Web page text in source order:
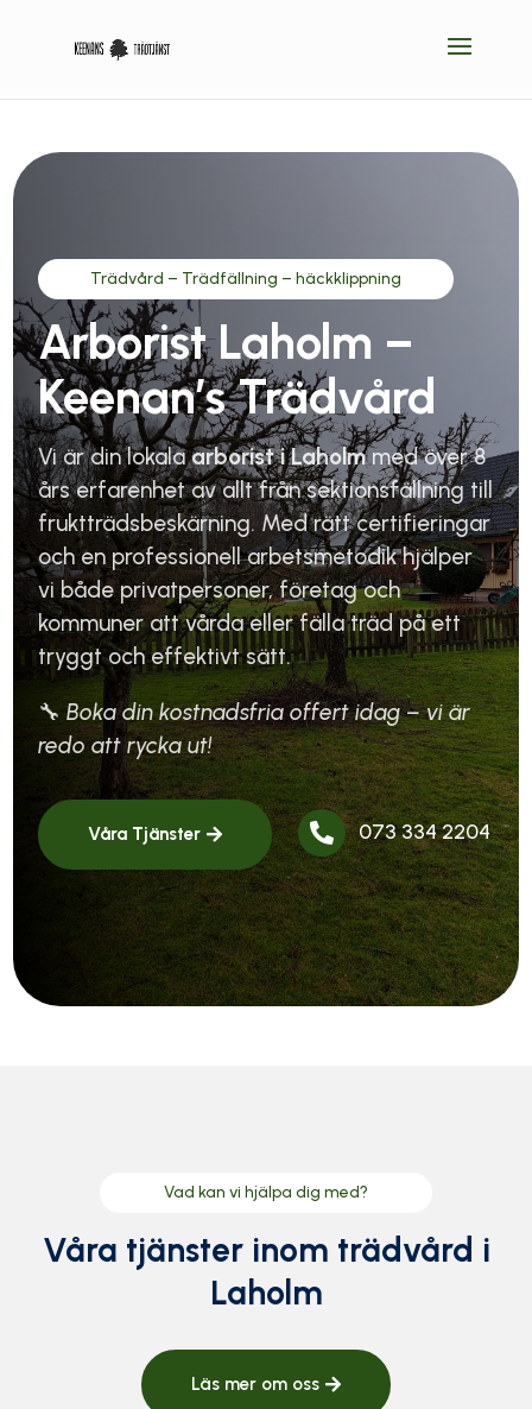
Trädvård – Trädfällning – häckklippning
Arborist Laholm –
Keenan’s Trädvård
Vi är din lokalaarborist i Laholmmed över 8
års erfarenhet av allt från sektionsfällning till
fruktträdsbeskärning. Med rätt certifieringar
och en professionell arbetsmetodik hjälper
vi både privatpersoner, företag och
kommuner att vårda eller fälla träd på ett
tryggt och effektivt sätt.
🔧Boka din kostnadsfria offert idag – vi är
redo att rycka ut!
Våra Tjänster  073 334 2204
Vad kan vi hjälpa dig med?
Våra tjänster inom trädvård i
Laholm
Läs mer om oss